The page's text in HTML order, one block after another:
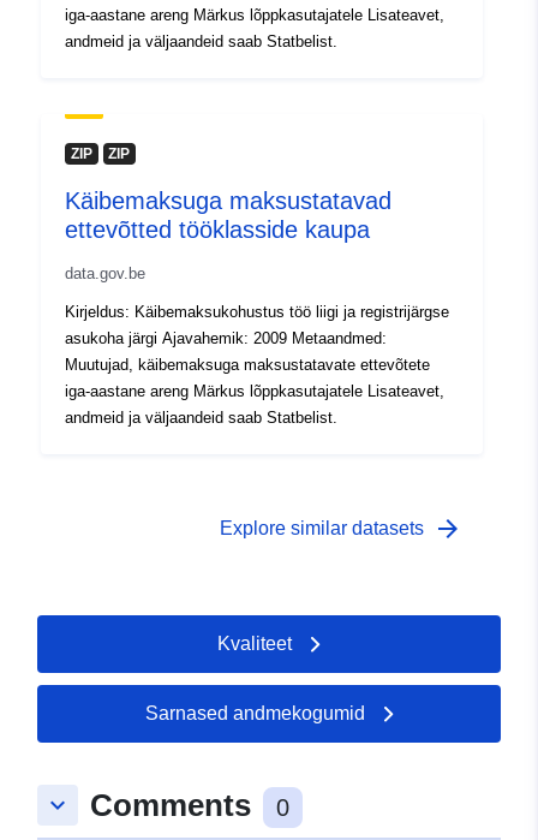
Tüüp: Polygon
Juurdepääsuõigu
sed:
public
Ajaline katvus:
- 31 December 2011
01 January 2011
- 31 December 2011
01 January 2011
iga-aastane areng Märkus lõppkasutajatele Lisateavet,
andmeid ja väljaandeid saab Statbelist.
ZIP ZIP
Käibemaksuga maksustatavad
ettevõtted tööklasside kaupa
data.gov.be
Kirjeldus: Käibemaksukohustus töö liigi ja registrijärgse
asukoha järgi Ajavahemik: 2009 Metaandmed:
Muutujad, käibemaksuga maksustatavate ettevõtete
iga-aastane areng Märkus lõppkasutajatele Lisateavet,
andmeid ja väljaandeid saab Statbelist.
Explore similar datasets arrow_forward
Kvaliteet
Sarnased andmekogumid
keyboard_arrow_down Comments 0